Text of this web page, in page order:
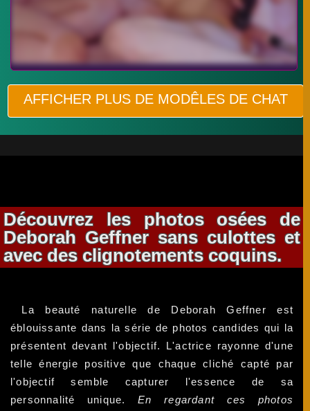
AFFICHER PLUS DE MODÊLES DE CHAT
Découvrez les photos osées de
Deborah Geffner sans culottes et
avec des clignotements coquins.
La beauté naturelle de Deborah Geffner est
éblouissante dans la série de photos candides qui la
présentent devant l'objectif. L'actrice rayonne d'une
telle énergie positive que chaque cliché capté par
l'objectif semble capturer l'essence de sa
personnalité unique.En regardant ces photos